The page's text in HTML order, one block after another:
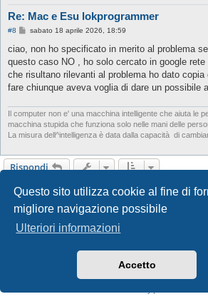
Questo sito utilizza cookie al fine di
migliore navigazione possibile
Ulteriori informazioni
Accetto
Re: Mac e Esu lokprogrammer
#8
M
s
a
g
i
sabato 18 aprile 2026, 18:59
ciao, non ho specificato in merito al problema
questo caso NO , ho solo cercato in google
che risultano rilevanti al problema ho dato
fare chiunque aveva voglia di dare un possibile
Il computer non e' una macchina intelligente che aiuta le
macchina stupida che funziona solo nelle mani delle
La misura dell^intelligenza è data dalla capacità di
Rispondi
Indice
GTA game
phpBB® Forum Software ©
Traduzione ItalianaphpBB-